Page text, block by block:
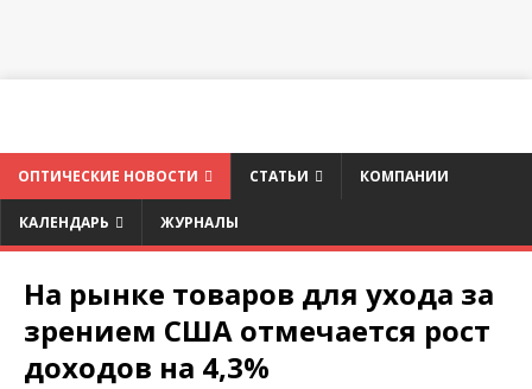
ОПТИЧЕСКИЕ НОВОСТИ СТАТЬИ КОМПАНИИ
КАЛЕНДАРЬ ЖУРНАЛЫ
На рынке товаров для ухода за
зрением США отмечается рост
доходов на 4,3%